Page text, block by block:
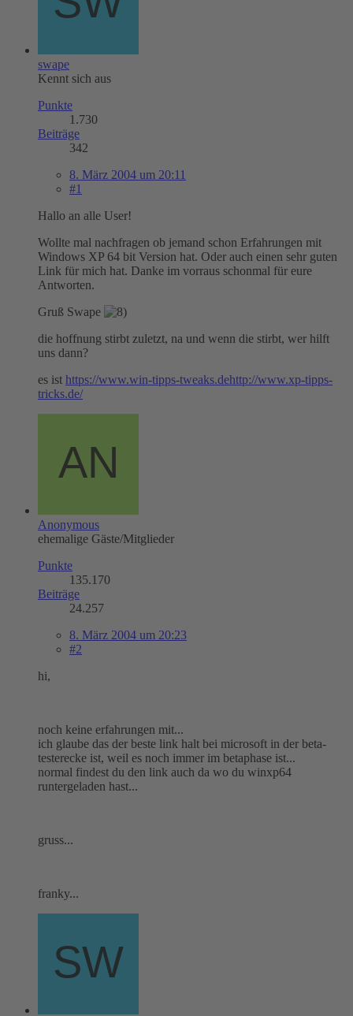
swape
Kennt sich aus
Punkte
1.730
Beiträge
342
8. März 2004 um 20:11
#1
Hallo an alle User!
Wollte mal nachfragen ob jemand schon Erfahrungen mit
Windows XP 64 bit Version hat. Oder auch einen sehr guten
Link für mich hat. Danke im vorraus schonmal für eure
Antworten.
Gruß Swape
die hoffnung stirbt zuletzt, na und wenn die stirbt, wer hilft
uns dann?
es ist https://www.win-tipps-tweaks.dehttp://www.xp-tipps-
tricks.de/
Anonymous
ehemalige Gäste/Mitglieder
Punkte
135.170
Beiträge
24.257
8. März 2004 um 20:23
#2
hi,
noch keine erfahrungen mit...
ich glaube das der beste link halt bei microsoft in der beta-
testerecke ist, weil es noch immer im betaphase ist...
normal findest du den link auch da wo du winxp64
runtergeladen hast...
gruss...
franky...